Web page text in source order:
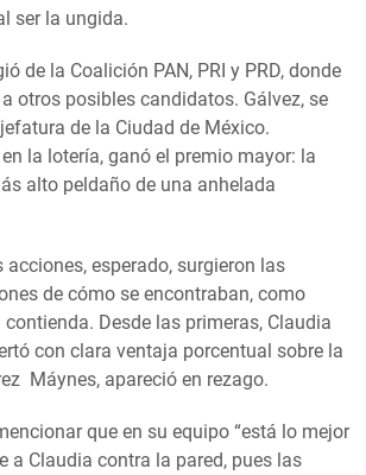
ser la ungida.
de la Coalición PAN, PRI y PRD, donde
otros posibles candidatos. Gálvez, se
de la Ciudad de México.
la lotería, ganó el premio mayor: la
alto peldaño de una anhelada
acciones, esperado, surgieron las
de cómo se encontraban, como
contienda. Desde las primeras, Claudia
con clara ventaja porcentual sobre la
Máynes, apareció en rezago.
que en su equipo “está lo mejor
a Claudia contra la pared, pues las